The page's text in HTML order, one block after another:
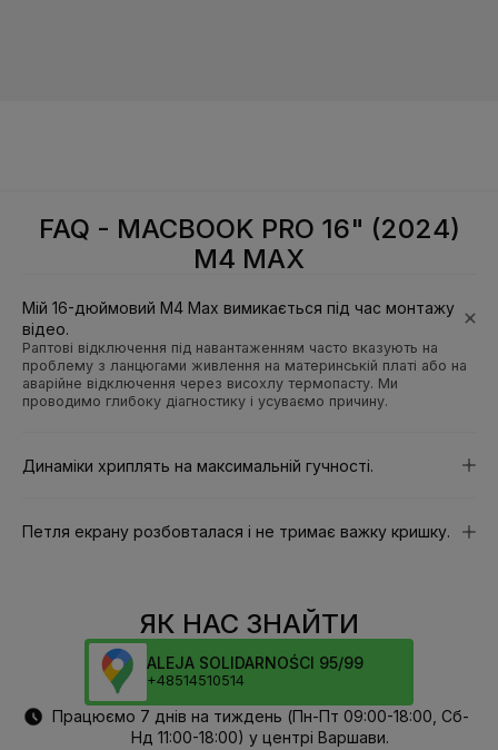
FAQ - MACBOOK PRO 16" (2024)
M4 MAX
Мій 16-дюймовий M4 Max вимикається під час монтажу
відео.
Раптові відключення під навантаженням часто вказують на
проблему з ланцюгами живлення на материнській платі або на
аварійне відключення через висохлу термопасту. Ми
проводимо глибоку діагностику і усуваємо причину.
Динаміки хриплять на максимальній гучності.
Петля екрану розбовталася і не тримає важку кришку.
ЯК НАС ЗНАЙТИ
ALEJA SOLIDARNOŚCI 95/99
+48514510514
Працюємо 7 днів на тиждень (Пн-Пт 09:00-18:00, Сб-
Нд 11:00-18:00) у центрі Варшави.